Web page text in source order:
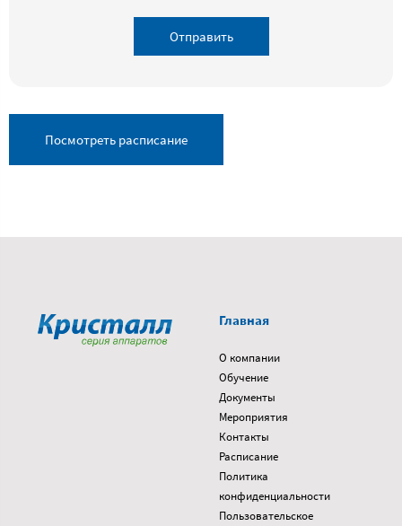
Отправить
Посмотреть расписание
Главная
О компании
Обучение
Документы
Мероприятия
Контакты
Расписание
Политика
конфиденциальности
Пользовательское